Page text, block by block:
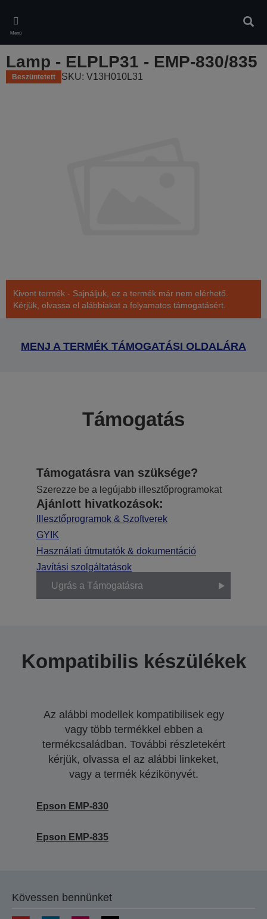
main
content
Menü
Lamp - ELPLP31 - EMP-830/835
Beszüntetett SKU: V13H010L31
Kivont termék - Sajnáljuk, ez a termék már nem elérhető.
Kérjük, olvassa el alábbiakat a folyamatos támogatásért.
MENJ A TERMÉK TÁMOGATÁSI OLDALÁRA
Támogatás
Támogatásra van szüksége?
Szerezze be a legújabb illesztőprogramokat
Ajánlott hivatkozások:
Illesztőprogramok & Szoftverek
GYIK
Használati útmutatók & dokumentáció
Javítási szolgáltatások
Ugrás a Támogatásra
Kompatibilis készülékek
Az alábbi modellek kompatibilisek egy
vagy több termékkel ebben a
termékcsaládban. További részletekért
kérjük, olvassa el az alábbi linkeket,
vagy a termék kézikönyvét.
Epson EMP-830
Epson EMP-835
Kövessen bennünket